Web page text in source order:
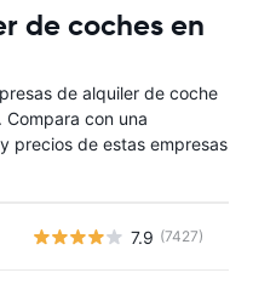
de coches en
de alquiler de coche
Compara con una
precios de estas empresas
7.9 (7427)